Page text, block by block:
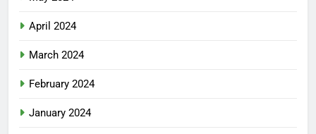
April 2024
March 2024
February 2024
January 2024